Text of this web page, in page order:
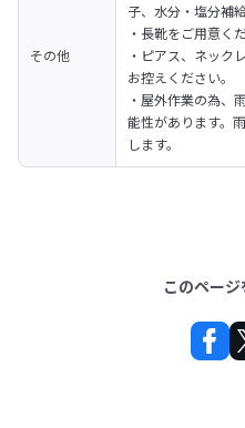
その他
子、水分・塩分補
・長靴をご用意く
・ピアス、ネック
お控えください。
・屋外作業の為、
能性があります。
します。
このペー